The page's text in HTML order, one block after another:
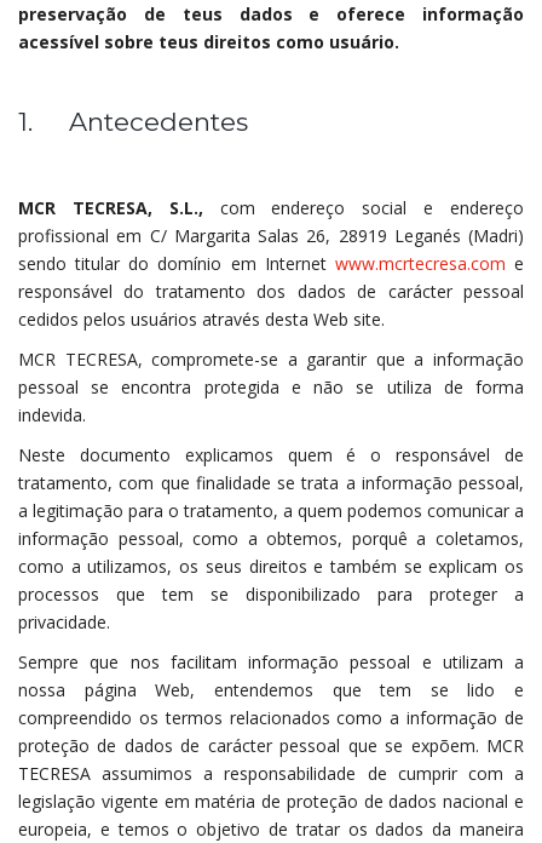
preservação de teus dados e oferece informação
acessível sobre teus direitos como usuário.
1. Antecedentes
MCR TECRESA, S.L., com endereço social e endereço
profissional em C/ Margarita Salas 26, 28919 Leganés (Madri)
sendo titular do domínio em Internet www.mcrtecresa.com e
responsável do tratamento dos dados de carácter pessoal
cedidos pelos usuários através desta Web site.
MCR TECRESA, compromete-se a garantir que a informação
pessoal se encontra protegida e não se utiliza de forma
indevida.
Neste documento explicamos quem é o responsável de
tratamento, com que finalidade se trata a informação pessoal,
a legitimação para o tratamento, a quem podemos comunicar a
informação pessoal, como a obtemos, porquê a coletamos,
como a utilizamos, os seus direitos e também se explicam os
processos que tem se disponibilizado para proteger a
privacidade.
Sempre que nos facilitam informação pessoal e utilizam a
nossa página Web, entendemos que tem se lido e
compreendido os termos relacionados como a informação de
proteção de dados de carácter pessoal que se expõem. MCR
TECRESA assumimos a responsabilidade de cumprir com a
legislação vigente em matéria de proteção de dados nacional e
europeia, e temos o objetivo de tratar os dados da maneira